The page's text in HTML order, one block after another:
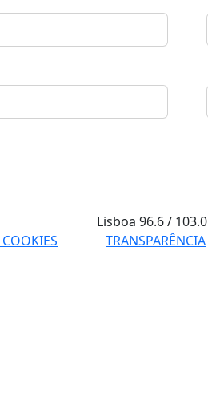
Lisboa96.6 / 103.0
TRANSPARÊNCIA